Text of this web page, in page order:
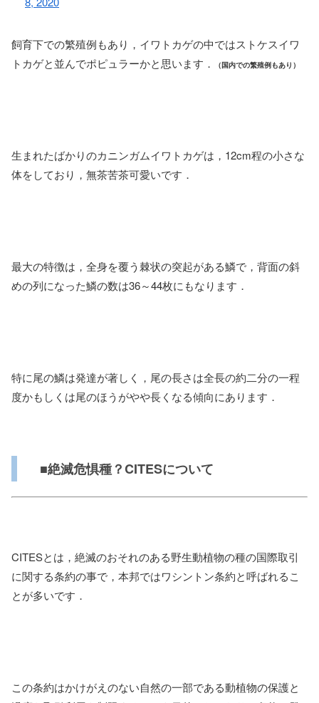
飼育下での繁殖例もあり，イワトカゲの中ではストケスイワ
トカゲと並んでポピュラーかと思います．
（国内での繁殖例もあり）
生まれたばかりのカニンガムイワトカゲは，12cm程の小さな
体をしており，無茶苦茶可愛いです．
最大の特徴は，全身を覆う棘状の突起がある鱗で，背面の斜
めの列になった鱗の数は36～44枚にもなります．
特に尾の鱗は発達が著しく，尾の長さは全長の約二分の一程
度かもしくは尾のほうがやや長くなる傾向にあります．
■絶滅危惧種？CITESについて
CITESとは，絶滅のおそれのある野生動植物の種の国際取引
に関する条約の事で，本邦ではワシントン条約と呼ばれるこ
とが多いです．
この条約はかけがえのない自然の一部である動植物の保護と